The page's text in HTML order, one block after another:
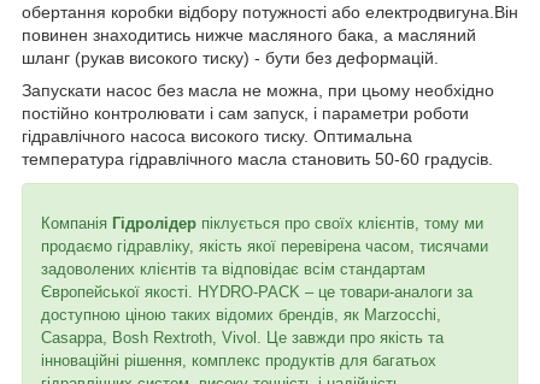
обертання коробки відбору потужності або електродвигуна.Він
повинен знаходитись нижче масляного бака, а масляний
шланг (рукав високого тиску) - бути без деформацій.
Запускати насос без масла не можна, при цьому необхідно
постійно контролювати і сам запуск, і параметри роботи
гідравлічного насоса високого тиску. Оптимальна
температура гідравлічного масла становить 50-60 градусів.
Компанія Гідролідер піклується про своїх клієнтів, тому ми
продаємо гідравліку, якість якої перевірена часом, тисячами
задоволених клієнтів та відповідає всім стандартам
Європейської якості. HYDRO-PACK – це товари-аналоги за
доступною ціною таких відомих брендів, як Marzocchi,
Casappa, Bosh Rextroth, Vivol. Це завжди про якість та
інноваційні рішення, комплекс продуктів для багатьох